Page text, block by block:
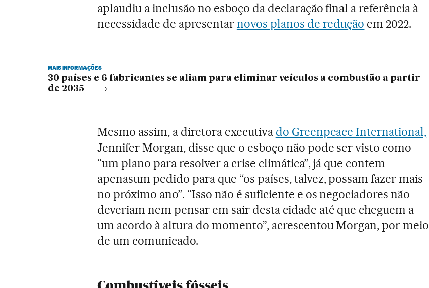
aplaudiu a inclusão no esboço da declaração final a referência à
necessidade de apresentarnovos planos de redução em 2022.
MAIS INFORMAÇÕES
30 países e 6 fabricantes se aliam para eliminar veículos a combustão a partir
de 2035
Mesmo assim, a diretora executiva do Greenpeace International,
Jennifer Morgan, disse que o esboço não pode ser visto como
“um plano para resolver a crise climática”, já que contem
apenasum pedido para que “os países, talvez, possam fazer mais
no próximo ano”. “Isso não é suficiente e os negociadores não
deveriam nem pensar em sair desta cidade até que cheguem a
um acordo à altura do momento”, acrescentou Morgan, por meio
de um comunicado.